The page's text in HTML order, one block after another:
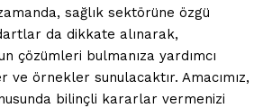
sağlık sektörüne özgü
da dikkate alınarak,
çözümleri bulmanıza yardımcı
örnekler sunulacaktır. Amacımız,
bilinçli kararlar vermenizi